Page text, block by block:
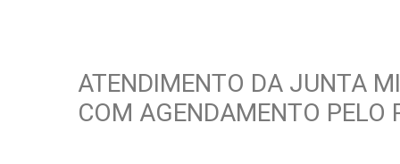
ATENDIMENTO DA JUNTA
COM AGENDAMENTO PELO